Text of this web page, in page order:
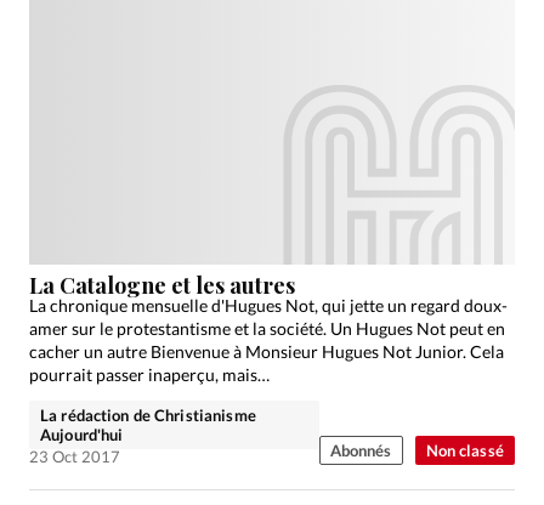
Non classé
La Catalogne et les autres
La chronique mensuelle d'Hugues Not, qui jette un regard doux-
amer sur le protestantisme et la société. Un Hugues Not peut en
cacher un autre Bienvenue à Monsieur Hugues Not Junior. Cela
pourrait passer inaperçu, mais…
La rédaction de Christianisme
Aujourd'hui
23 Oct 2017
Abonnés